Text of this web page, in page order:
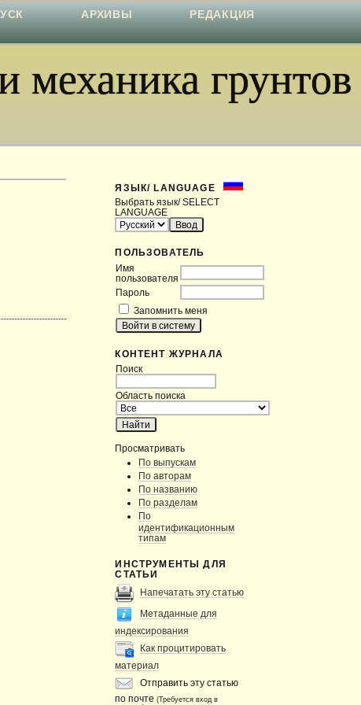
грунтов
ЯЗЫК/ LANGUAGE
Выбрать язык/ SELECT
LANGUAGE
ПОЛЬЗОВАТЕЛЬ
Имя
пользователя
Пароль
Запомнить меня
КОНТЕНТ ЖУРНАЛА
Поиск
Область поиска
Просматривать
По выпускам
По авторам
По названию
По разделам
По
идентификационным
типам
ИНСТРУМЕНТЫ ДЛЯ
СТАТЬИ
Напечатать эту статью
Метаданные для
индексирования
Как процитировать
материал
Отправить эту статью
по почте(Требуется вход в
АРХИВЫ
РЕДАКЦИЯ